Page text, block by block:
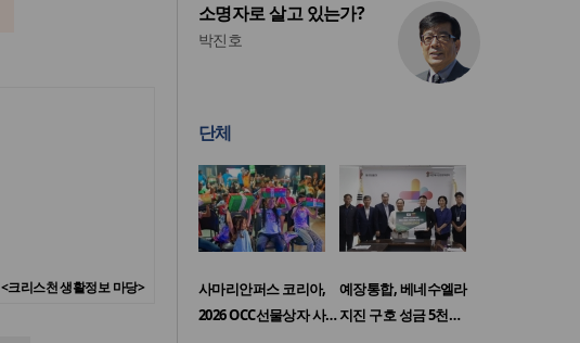
<크리스천 생활정보 마당>
소명자로 살고 있는가?
박진호
단체
사마리안퍼스 코리아,
2026 OCC선물상자 사…
예장통합, 베네수엘라
지진 구호 성금 5천…